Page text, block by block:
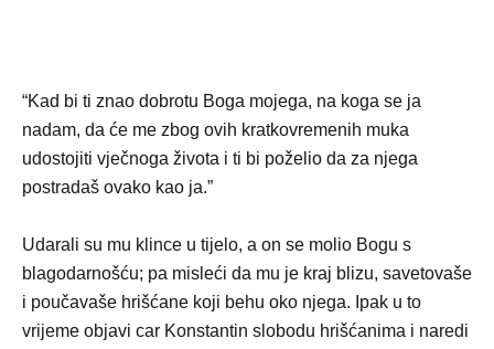
“Kad bi ti znao dobrotu Boga mojega, na koga se ja
nadam, da će me zbog ovih kratkovremenih muka
udostojiti vječnoga života i ti bi poželio da za njega
postradaš ovako kao ja.”
Udarali su mu klince u tijelo, a on se molio Bogu s
blagodarnošću; pa misleći da mu je kraj blizu, savetovaše
i poučavaše hrišćane koji behu oko njega. Ipak u to
vrijeme objavi car Konstantin slobodu hrišćanima i naredi